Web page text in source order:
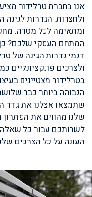
אנו בחברת טרלידור
ולחצרות. הגדרות לגינה
ומתאימה לכל מטרה.
המתחם העסקי שלכם?
דגמי גדרות הגינה של
ולצרכים פונקציונליים
בטרלידור מצטיינים
הגבוהה ביותר כבר
שתמצאו אצלנו את גדר
שלנו מהווים את
לשרותכם עבור כל
העונה על כל הצרכים